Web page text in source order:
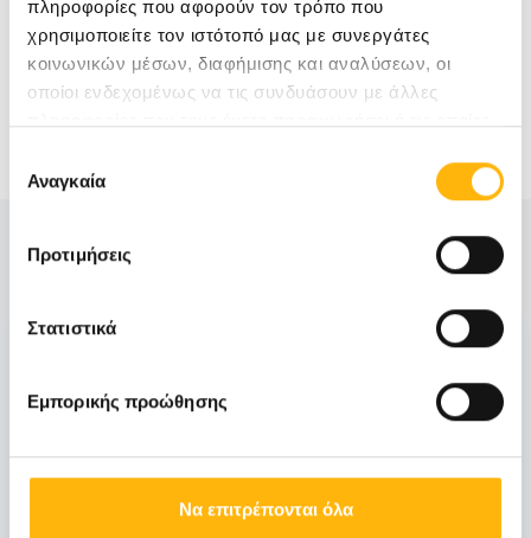
πληροφορίες που αφορούν τον τρόπο που
χρησιμοποιείτε τον ιστότοπό μας με συνεργάτες
κοινωνικών μέσων, διαφήμισης και αναλύσεων, οι
οποίοι ενδεχομένως να τις συνδυάσουν με άλλες
των υπηρεσιών τους.
συγκατάθεσης
Αναγκαία
Προτιμήσεις
Στατιστικά
Εμπορικής προώθησης
Να επιτρέπονται όλα
Δείτε Επίσης
18
ΜΑΙΕΥΤΙΚΗ - ΓΥΝΑΙΚΟΛΟΓΙΚΗ